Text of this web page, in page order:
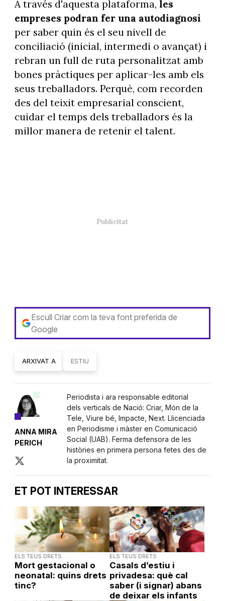
A través d'aquesta plataforma, les
empreses podran fer una autodiagnosi
per saber quin és el seu nivell de
conciliació (inicial, intermedi o avançat) i
rebran un full de ruta personalitzat amb
bones pràctiques per aplicar-les amb els
seus treballadors. Perquè, com recorden
des del teixit empresarial conscient,
cuidar el temps dels treballadors és la
millor manera de retenir el talent.
Escull Criar com la teva font preferida de
Google
ARXIVAT A ESTIU
ANNA MIRA
PERICH
Periodista i ara responsable editorial
dels verticals de Nació: Criar, Món de la
Tele, Viure bé, Impacte, Next. Llicenciada
en Periodisme i màster en Comunicació
Social (UAB). Ferma defensora de les
històries en primera persona fetes des de
la proximitat.
ET POT INTERESSAR
ELS TEUS DRETS
Mort gestacional o
neonatal: quins drets
tinc?
ELS TEUS DRETS
Casals d’estiu i
privadesa: què cal
saber (i signar) abans
de deixar els infants